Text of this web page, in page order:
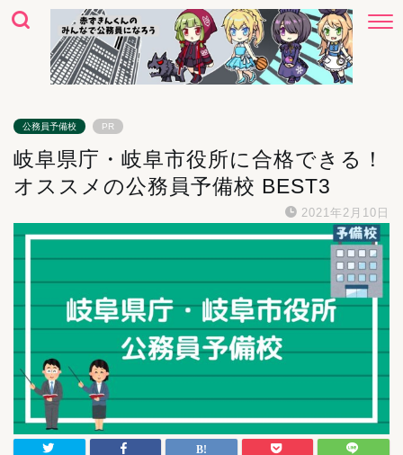
公務員予備校 PR
岐阜県庁・岐阜市役所に合格できる！
オススメの公務員予備校 BEST3
2021年2月10日